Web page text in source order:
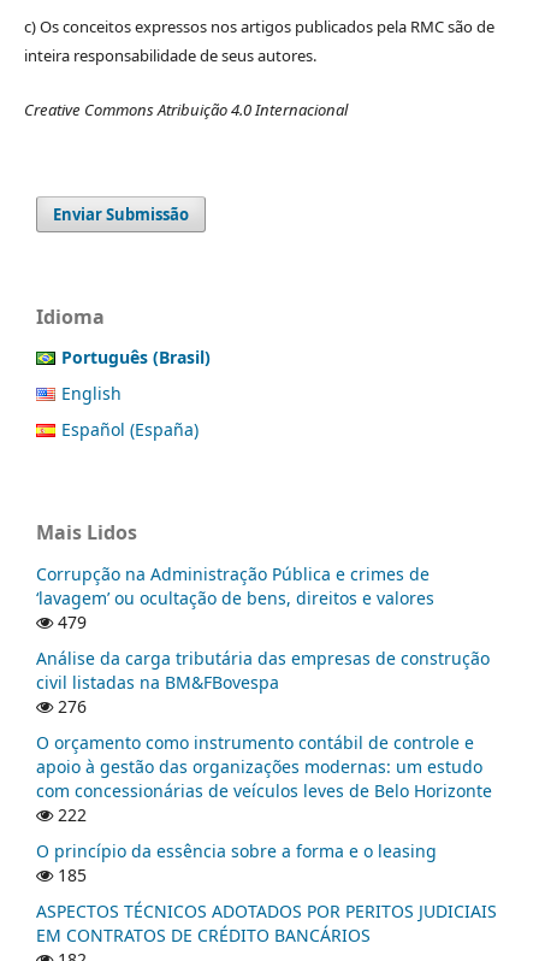
c) Os conceitos expressos nos artigos publicados pela RMC são de
inteira responsabilidade de seus autores.
Creative Commons Atribuição 4.0 Internacional
Enviar Submissão
Idioma
Português (Brasil)
English
Español (España)
Mais Lidos
Corrupção na Administração Pública e crimes de
‘lavagem’ ou ocultação de bens, direitos e valores
479
Análise da carga tributária das empresas de construção
civil listadas na BM&FBovespa
276
O orçamento como instrumento contábil de controle e
apoio à gestão das organizações modernas: um estudo
com concessionárias de veículos leves de Belo Horizonte
222
O princípio da essência sobre a forma e o leasing
185
ASPECTOS TÉCNICOS ADOTADOS POR PERITOS JUDICIAIS
EM CONTRATOS DE CRÉDITO BANCÁRIOS